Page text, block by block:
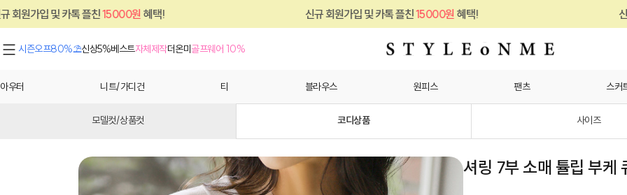
원혜택! 신규 회원가입 및 카톡 플친15000원혜택! 신규 회원가입 및 카톡 플친
시즌오프80%⛱신상5%베스트자체제작더온미골프웨어 10%
아우터 니트/가디건 티 블라우스 원피스 팬츠 스커
모델컷/상품컷 코디상품 사이즈
셔링 7부 소매 튤립 부케